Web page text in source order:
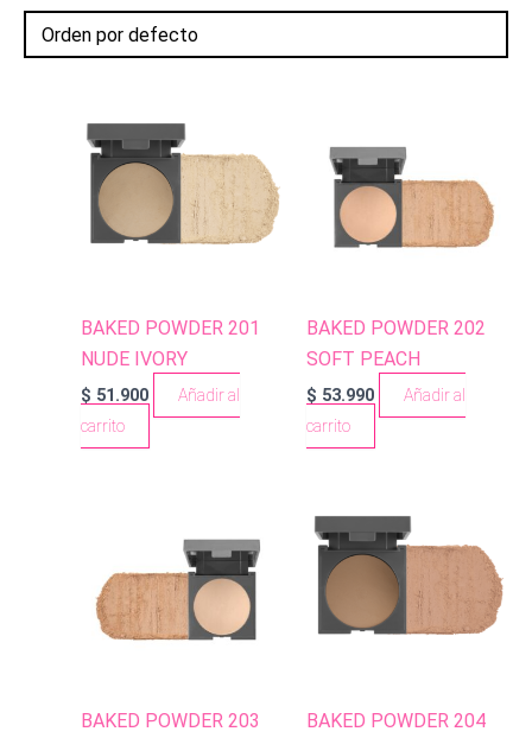
BAKED POWDER 201
NUDE IVORY
$ 51.900
Añadir al
carrito
BAKED POWDER 202
SOFT PEACH
$ 53.990
Añadir al
carrito
BAKED POWDER 203
BAKED POWDER 204